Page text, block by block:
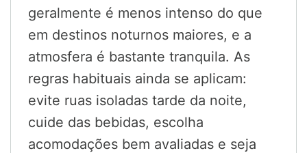
geralmente é menos intenso do que
em destinos noturnos maiores, e a
atmosfera é bastante tranquila. As
regras habituais ainda se aplicam:
evite ruas isoladas tarde da noite,
cuide das bebidas, escolha
acomodações bem avaliadas e seja